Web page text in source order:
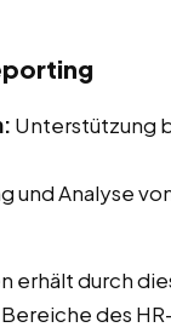
Unterstützung
und Analyse
erhält durch
des